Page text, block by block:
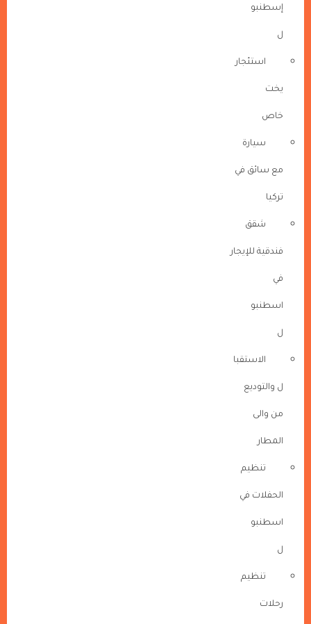
إسطنبو
ل
استئجار
يخت
خاص
سيارة
مع سائق في
تركيا
شقق
فندقية للإيجار
في
اسطنبو
ل
الاستقبا
ل والتوديع
من والى
المطار
تنظيم
الحفلات في
اسطنبو
ل
تنظيم
رحلات